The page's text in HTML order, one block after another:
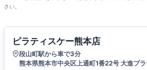
さい。
ピラティスケー熊本店
段山町駅から車で3分
熊本県熊本市中央区上通町1番22号 大進プ